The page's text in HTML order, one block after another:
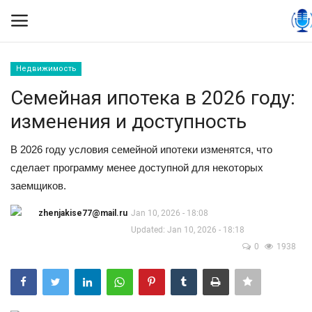
Контакты
Правила размещения
Политика
Технологии
Недвижимость
Семейная ипотека в 2026 году:
изменения и доступность
В 2026 году условия семейной ипотеки изменятся, что
сделает программу менее доступной для некоторых
заемщиков.
zhenjakise77@mail.ru Jan 10, 2026 - 18:08
Updated: Jan 10, 2026 - 18:18
0
1938